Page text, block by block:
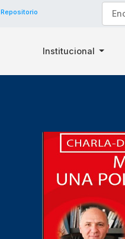
Repositorio
Institucional